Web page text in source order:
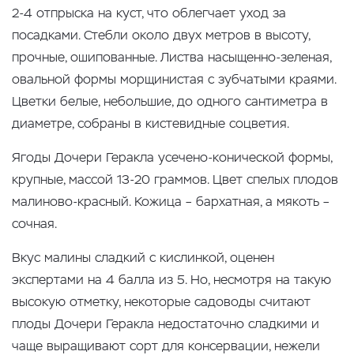
2-4 отпрыска на куст, что облегчает уход за
посадками. Стебли около двух метров в высоту,
прочные, ошипованные. Листва насыщенно-зеленая,
овальной формы морщинистая с зубчатыми краями.
Цветки белые, небольшие, до одного сантиметра в
диаметре, собраны в кистевидные соцветия.
Ягоды Дочери Геракла усечено-конической формы,
крупные, массой 13-20 граммов. Цвет спелых плодов
малиново-красный. Кожица – бархатная, а мякоть –
сочная.
Вкус малины сладкий с кислинкой, оценен
экспертами на 4 балла из 5. Но, несмотря на такую
высокую отметку, некоторые садоводы считают
плоды Дочери Геракла недостаточно сладкими и
чаще выращивают сорт для консервации, нежели